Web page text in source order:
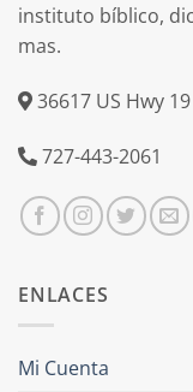
instituto bíblico,
mas.
36617 US Hwy
727-443-2061
ENLACES
Mi Cuenta